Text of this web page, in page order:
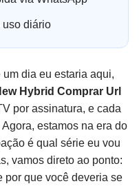
uso diário
dia eu estaria aqui,
Hybrid Comprar Url
por assinatura, e cada
estamos na era do
é qual série eu vou
vamos direto ao ponto:
por que você deveria se